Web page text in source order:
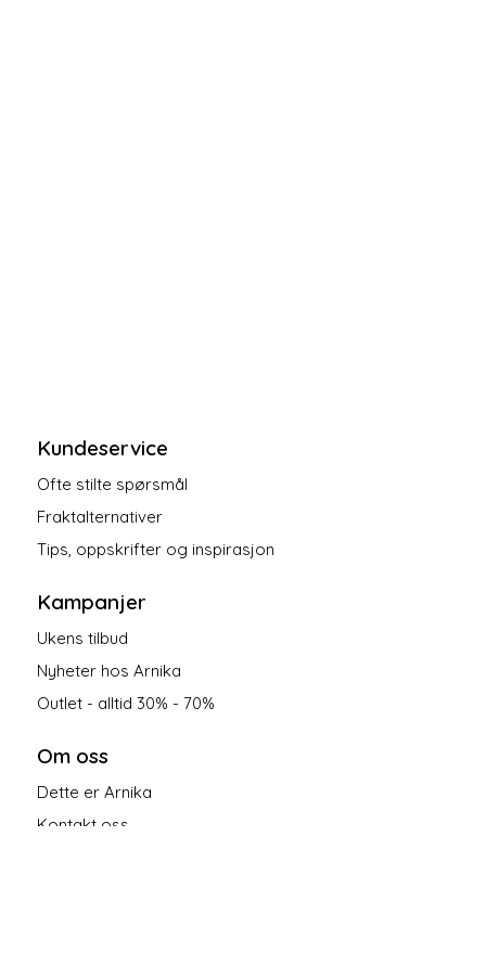
Kundeservice
Ofte stilte spørsmål
Fraktalternativer
Tips, oppskrifter og inspirasjon
Kampanjer
Ukens tilbud
Nyheter hos Arnika
Outlet - alltid 30% - 70%
Om oss
Dette er Arnika
Kontakt oss